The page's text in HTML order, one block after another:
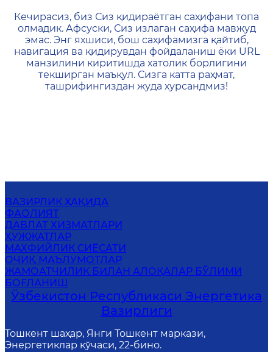
404 — Страница не
Кечирасиз, биз Сиз қидираётган саҳифани топа
олмадик. Афсуски, Сиз излаган саҳифа мавжуд
эмас. Энг яхшиси, бош саҳифамизга қайтиб,
навигация ва қидирувдан фойдаланиш ёки URL
манзилини киритишда хатолик борлигини
текширган маъқул. Сизга катта раҳмат,
ташрифингиздан жуда хурсандмиз!
ВАЗИРЛИК ҲАҚИДА
ФАОЛИЯТ
ДАВЛАТ ХИЗМАТЛАРИ
ҲУЖЖАТЛАР
МАХФИЙЛИК СИЁСАТИ
ОЧИҚ МАЪЛУМОТЛАР
ЖАМОАТЧИЛИК БИЛАН АЛОҚАЛАР БЎЛИМИ
БОҒЛАНИШ
Ўзбекистон Республикаси Энергетика
Вазирлиги
Тошкент шаҳар, Янги Тошкент маркази,
Энергетиклар кўчаси, 22-бино.